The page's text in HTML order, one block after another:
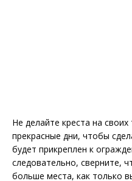
Не делайте креста на своих
прекрасные дни, чтобы
будет прикреплен к
следовательно, сверните,
больше места, как только